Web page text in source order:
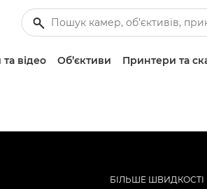
відео Об’єктиви Принтери та
БІЛЬШЕ ШВИДКОСТІ